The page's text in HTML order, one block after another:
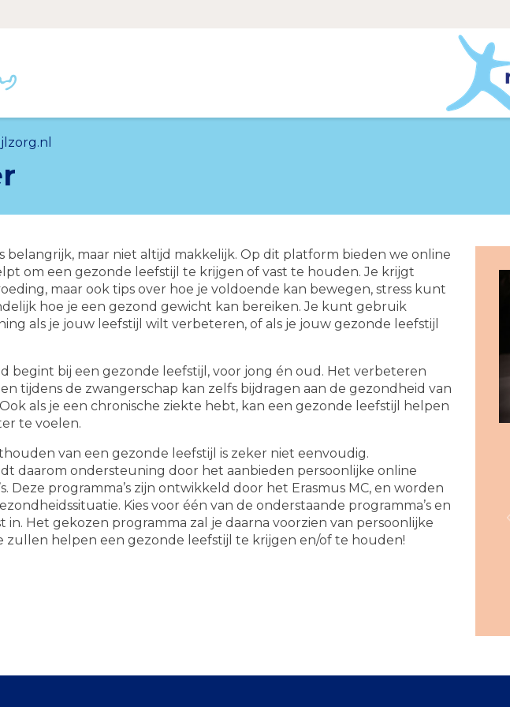
belangrijk, maar niet altijd makkelijk. Op dit platform bieden we online
om een gezonde leefstijl te krijgen of vast te houden. Je krijgt
maar ook tips over hoe je voldoende kan bewegen, stress kunt
hoe je een gezond gewicht kan bereiken. Je kunt gebruik
als je jouw leefstijl wilt verbeteren, of als je jouw gezonde leefstijl
begint bij een gezonde leefstijl, voor jong én oud. Het verbeteren
tijdens de zwangerschap kan zelfs bijdragen aan de gezondheid van
als je een chronische ziekte hebt, kan een gezonde leefstijl helpen
te voelen.
van een gezonde leefstijl is zeker niet eenvoudig.
daarom ondersteuning door het aanbieden persoonlijke online
Deze programma’s zijn ontwikkeld door het Erasmus MC, en worden
Kies voor één van de onderstaande programma’s en
in. Het gekozen programma zal je daarna voorzien van persoonlijke
zullen helpen een gezonde leefstijl te krijgen en/of te houden!